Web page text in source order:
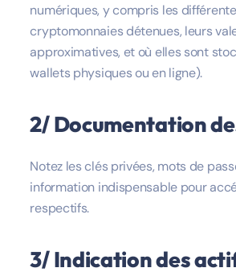
numériques, y compris les
cryptomonnaies détenues, leurs
approximatives, et où elles sont
wallets physiques ou en ligne).
2/ Documentation
Notez les clés privées, mots de
information indispensable pour
respectifs.
3/ Indication des